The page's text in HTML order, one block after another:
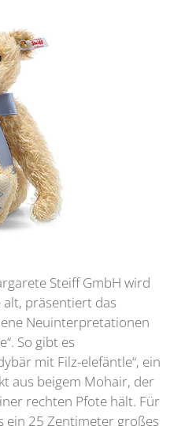
Steiff GmbH wird
alt, präsentiert das
Neuinterpretationen
So gibt es
mit Filz-elefäntle“, ein
aus beigem Mohair, der
rechten Pfote hält. Für
ein 25 Zentimeter großes